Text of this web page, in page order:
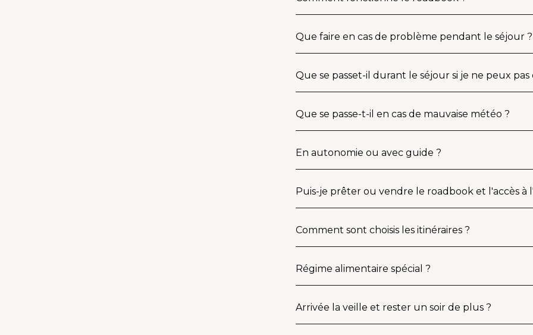
Que faire en cas de problème pendant le séjour ?
Que se passet-il durant le séjour si je ne peux
Que se passe-t-il en cas de mauvaise météo ?
En autonomie ou avec guide ?
Puis-je prêter ou vendre le roadbook et l'accès
Comment sont choisis les itinéraires ?
Régime alimentaire spécial ?
Arrivée la veille et rester un soir de plus ?